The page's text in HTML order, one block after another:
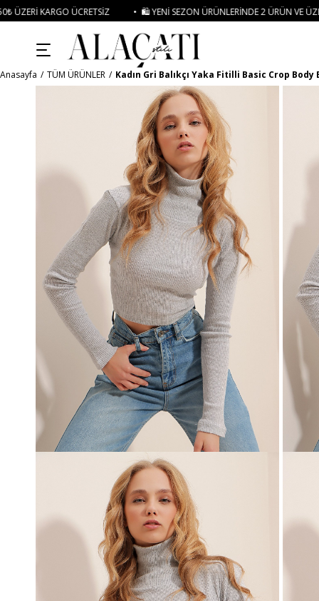
• 🛍️ YENI SEZON ÜRÜNLERINDE 2 ÜRÜN VE ÜZERI SIPARIŞLERDE
Anasayfa TÜM ÜRÜNLER Kadın Gri Balıkçı Yaka Fitilli Basic Crop Body